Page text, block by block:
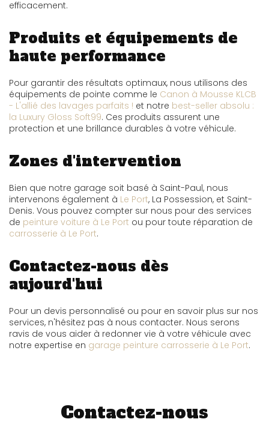
efficacement.
Produits et équipements de
haute performance
Pour garantir des résultats optimaux, nous utilisons des
équipements de pointe comme le Canon à Mousse KLCB
- L'allié des lavages parfaits ! et notre best-seller absolu :
la Luxury Gloss Soft99. Ces produits assurent une
protection et une brillance durables à votre véhicule.
Zones d'intervention
Bien que notre garage soit basé à Saint-Paul, nous
intervenons également à Le Port, La Possession, et Saint-
Denis. Vous pouvez compter sur nous pour des services
de peinture voiture à Le Port ou pour toute réparation de
carrosserie à Le Port.
Contactez-nous dès
aujourd'hui
Pour un devis personnalisé ou pour en savoir plus sur nos
services, n'hésitez pas à nous contacter. Nous serons
ravis de vous aider à redonner vie à votre véhicule avec
notre expertise en garage peinture carrosserie à Le Port.
Contactez-nous